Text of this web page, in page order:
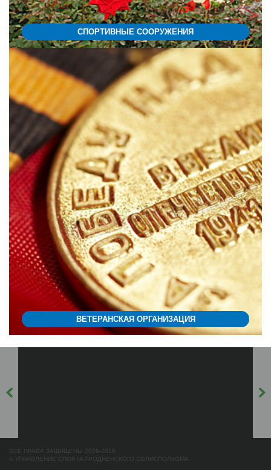
СПОРТИВНЫЕ СООРУЖЕНИЯ
ВЕТЕРАНСКАЯ ОРГАНИЗАЦИЯ
ВСЕ ПРАВА ЗАЩИЩЕНЫ 2006-2026
© УПРАВЛЕНИЕ СПОРТА ГРОДНЕНСКОГО ОБЛИСПОЛКОМА